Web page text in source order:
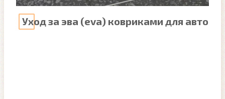
Уход за эва (eva) ковриками для авто